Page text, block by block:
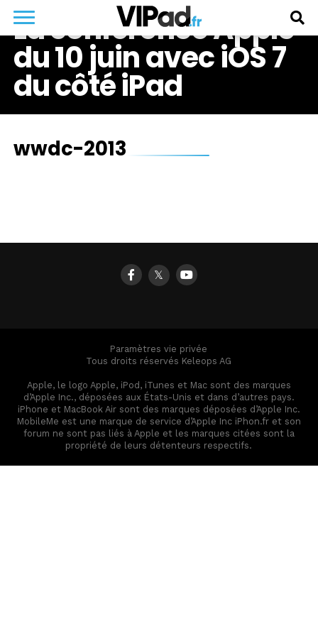
La conférence Apple
du 10 juin avec iOS 7
du côté iPad
wwdc-2013
𝕏
Paramètres vie privée
Tous droits réservés Keleops AG
Apple, le logo Apple, iPod, iTunes et Mac sont des marques
d’Apple Inc., déposées aux États-Unis et dans d’autres pays.
iPhone et MacBook Air sont des marques déposées d’Apple Inc.
MobileMe est une marque de service d’Apple Inc iPhon.fr et son
forum ne sont pas liés à Apple et les marques citées sont la
propriété de leurs détenteurs respectifs.